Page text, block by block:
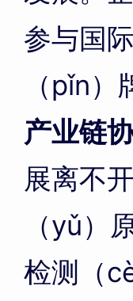
参与国
（pǐn）
产业链
展离不
（yǔ）
检测（